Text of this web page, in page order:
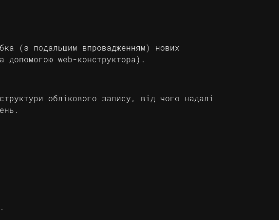
(з подальшим впровадженням) нових
допомогою web-конструктора).
облікового запису, від чого надалі